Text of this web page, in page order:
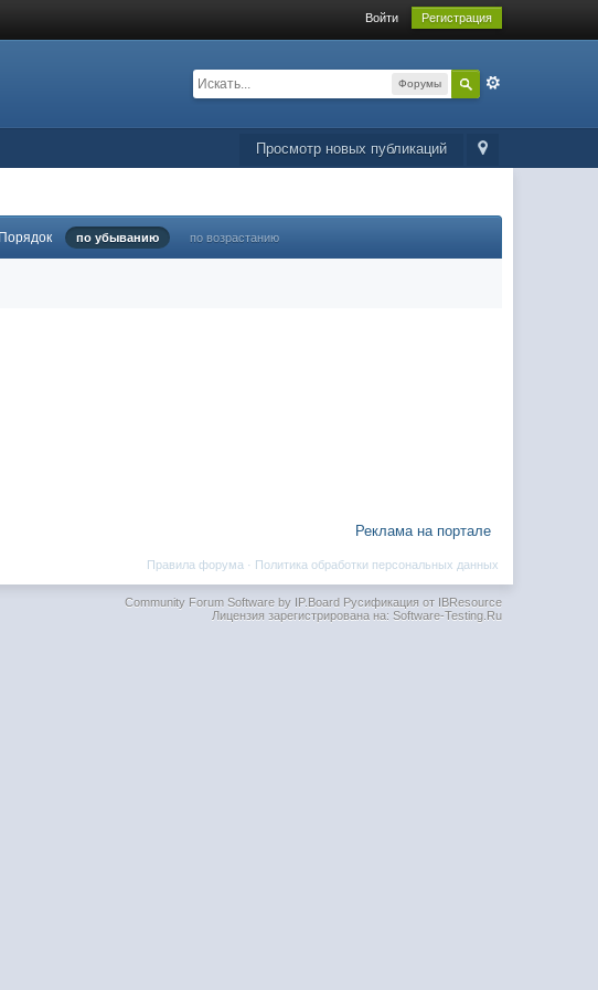
Войти Регистрация
Форумы
Просмотр новых публикаций
Порядок по убыванию по возрастанию
Реклама на портале
Политика обработки персональных данных
Правила форума ·
Community Forum Software by IP.BoardРусификация от IBResource
Лицензия зарегистрирована на: Software-Testing.Ru